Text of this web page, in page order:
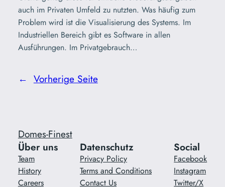
auch im Privaten Umfeld zu nutzten. Was häufig zum
Problem wird ist die Visualisierung des Systems. Im
Industriellen Bereich gibt es Software in allen
Ausführungen. Im Privatgebrauch…
← Vorherige Seite
Domes-Finest
Über uns
Team
History
Careers
Datenschutz
Privacy Policy
Terms and Conditions
Contact Us
Social
Facebook
Instagram
Twitter/X